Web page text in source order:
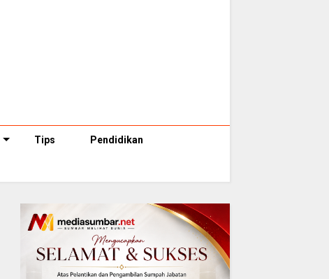
Tips Pendidikan